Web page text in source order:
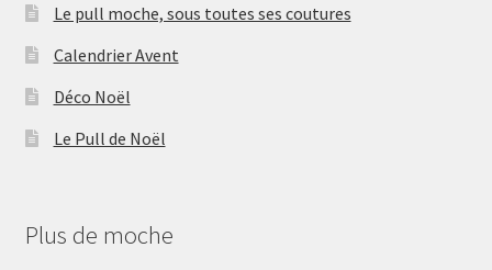
Le pull moche, sous toutes ses coutures
Calendrier Avent
Déco Noël
Le Pull de Noël
Plus de moche